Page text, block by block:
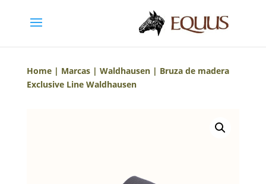
Home| Marcas| Waldhausen| Bruza de madera
Exclusive Line Waldhausen